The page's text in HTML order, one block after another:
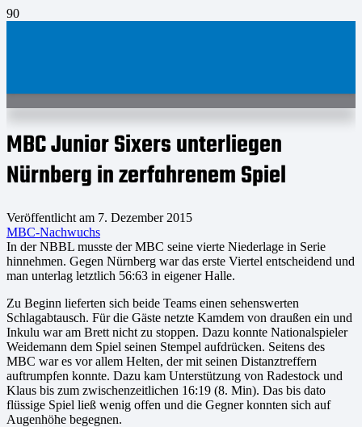
MBC Junior Sixers unterliegen
Nürnberg in zerfahrenem Spiel
Veröffentlicht am 7. Dezember 2015
MBC-Nachwuchs
In der NBBL musste der MBC seine vierte Niederlage in Serie
hinnehmen. Gegen Nürnberg war das erste Viertel entscheidend und
man unterlag letztlich 56:63 in eigener Halle.
Zu Beginn lieferten sich beide Teams einen sehenswerten
Schlagabtausch. Für die Gäste netzte Kamdem von draußen ein und
Inkulu war am Brett nicht zu stoppen. Dazu konnte Nationalspieler
Weidemann dem Spiel seinen Stempel aufdrücken. Seitens des
MBC war es vor allem Helten, der mit seinen Distanztreffern
auftrumpfen konnte. Dazu kam Unterstützung von Radestock und
Klaus bis zum zwischenzeitlichen 16:19 (8. Min). Das bis dato
flüssige Spiel ließ wenig offen und die Gegner konnten sich auf
Augenhöhe begegnen.